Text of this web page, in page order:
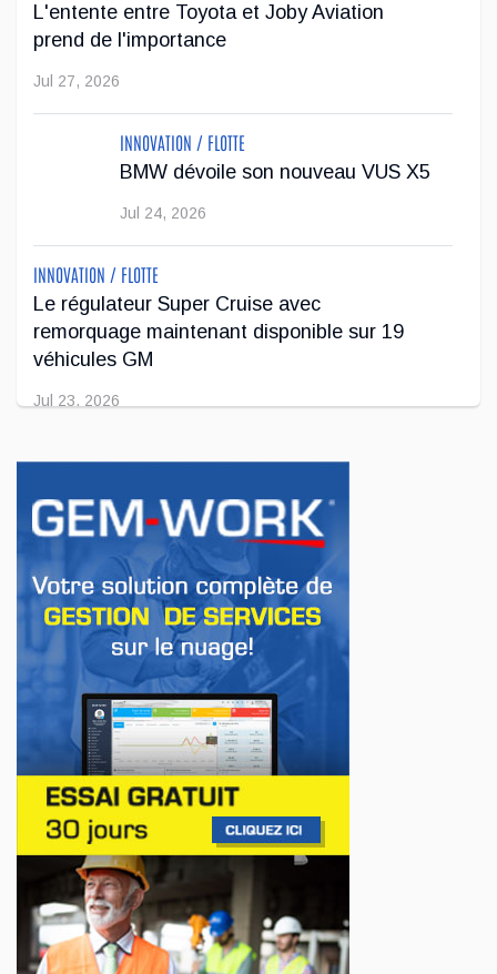
L'entente entre Toyota et Joby Aviation
prend de l'importance
Jul 27, 2026
INNOVATION / FLOTTE
BMW dévoile son nouveau VUS X5
Jul 24, 2026
INNOVATION / FLOTTE
Le régulateur Super Cruise avec
remorquage maintenant disponible sur 19
véhicules GM
Jul 23, 2026
INNOVATION / FLOTTE
en Europe
Jul 22, 2026
AFFAIRES
Premier contact avec le Lotus Eletre
Jul 14, 2026
AFFAIRES
Lotus célèbre l'arrivée de ses Eletre au
Canada
Jul 13, 2026
AFFAIRES
Maserati se recherche un partenaire